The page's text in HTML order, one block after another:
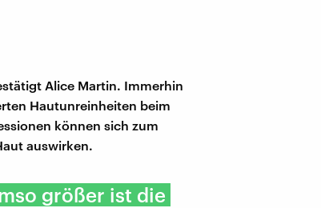
Alice Martin. Immerhin
Hautunreinheiten beim
können sich zum
auswirken.
größer ist die